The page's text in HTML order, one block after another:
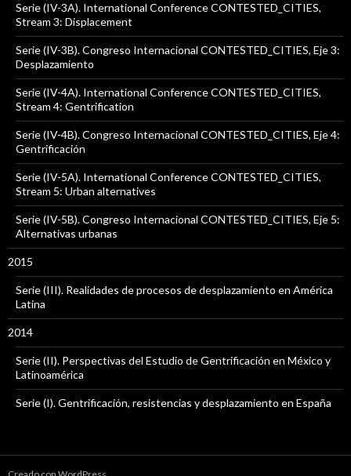
Serie (IV-3A). International Conference CONTESTED_CITIES,
Stream 3: Displacement
Serie (IV-3B). Congreso Internacional CONTESTED_CITIES, Eje 3:
Desplazamiento
Serie (IV-4A). International Conference CONTESTED_CITIES,
Stream 4: Gentrification
Serie (IV-4B). Congreso Internacional CONTESTED_CITIES, Eje 4:
Gentrificación
Serie (IV-5A). International Conference CONTESTED_CITIES,
Stream 5: Urban alternatives
Serie (IV-5B). Congreso Internacional CONTESTED_CITIES, Eje 5:
Alternativas urbanas
2015
Serie (III). Realidades de procesos de desplazamiento en América
Latina
2014
Serie (II). Perspectivas del Estudio de Gentrificación en México y
Latinoamérica
Serie (I). Gentrificación, resistencias y desplazamiento en España